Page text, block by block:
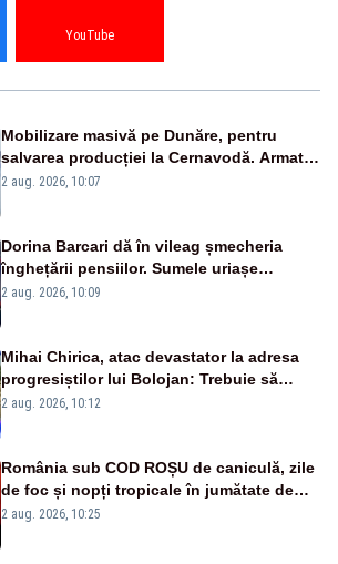
YouTube
Mobilizare masivă pe Dunăre, pentru
salvarea producției la Cernavodă. Armata
va detona o stâncă și va devia apa
2 aug. 2026, 10:07
Dorina Barcari dă în vileag șmecheria
înghețării pensiilor. Sumele uriașe
pierdute de fiecare român
2 aug. 2026, 10:09
Mihai Chirica, atac devastator la adresa
progresiștilor lui Bolojan: Trebuie să
protejăm și natura, dar nu șținem omaneii
2 aug. 2026, 10:12
România sub COD ROȘU de caniculă, zile
de foc și nopți tropicale în jumătate de
țară
2 aug. 2026, 10:25